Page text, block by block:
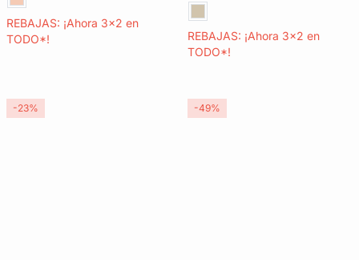
REBAJAS: ¡Ahora 3x2 en
TODO*!
REBAJAS: ¡Ahora 3x2 en
TODO*!
-23% -49%